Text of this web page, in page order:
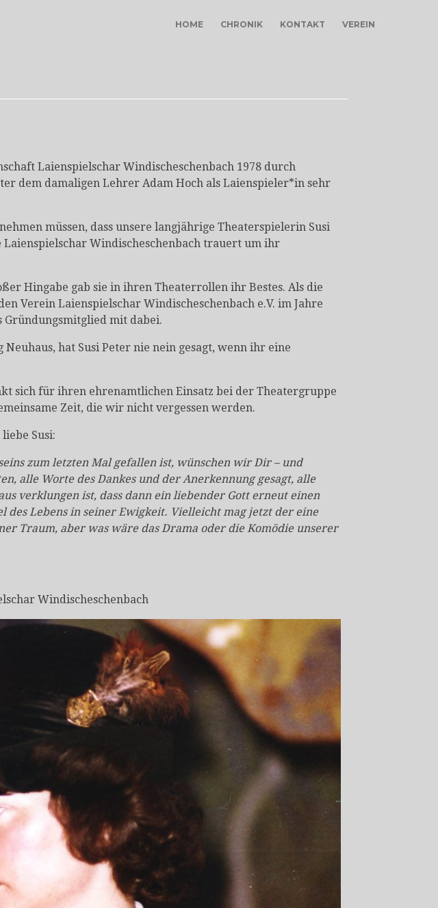
HOME CHRONIK KONTAKT VEREIN
Laienspielschar Windischeschenbach 1978 durch
dem damaligen Lehrer Adam Hoch als Laienspieler*in sehr
müssen, dass unsere langjährige Theaterspielerin Susi
Laienspielschar Windischeschenbach trauert um ihr
Hingabe gab sie in ihren Theaterrollen ihr Bestes. Als die
Verein Laienspielschar Windischeschenbach e.V. im Jahre
Gründungsmitglied mit dabei.
hat Susi Peter nie nein gesagt, wenn ihr eine
sich für ihren ehrenamtlichen Einsatz bei der Theatergruppe
Zeit, die wir nicht vergessen werden.
Susi:
zum letzten Mal gefallen ist, wünschen wir Dir – und
alle Worte des Dankes und der Anerkennung gesagt, alle
verklungen ist, dass dann ein liebender Gott erneut einen
des Lebens in seiner Ewigkeit. Vielleicht mag jetzt der eine
Traum, aber was wäre das Drama oder die Komödie unserer
Windischeschenbach